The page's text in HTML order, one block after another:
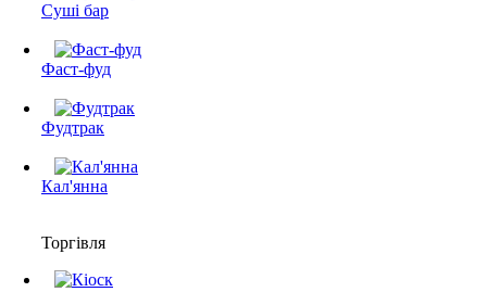
Суші бар
Фаст-фуд
Фудтрак
Кал'янна
Торгівля